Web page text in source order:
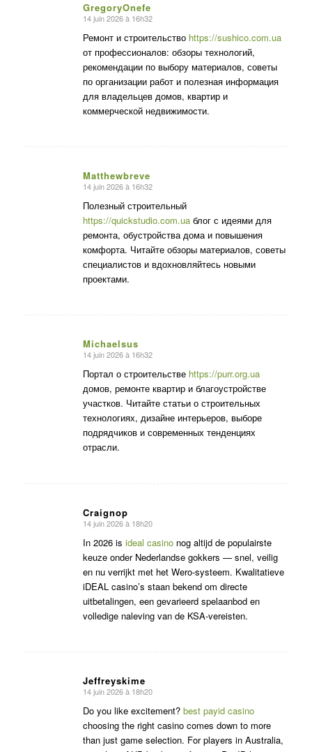
GregoryOnefe
dit
14 juin 2026 à 16h32
Ремонт и строительство https://sushico.com.ua
от профессионалов: обзоры технологий,
рекомендации по выбору материалов, советы
по организации работ и полезная информация
для владельцев домов, квартир и
коммерческой недвижимости.
Matthewbreve
dit
14 juin 2026 à 16h32
Полезный строительный
https://quickstudio.com.uaблог с идеями для
ремонта, обустройства дома и повышения
комфорта. Читайте обзоры материалов, советы
специалистов и вдохновляйтесь новыми
проектами.
Michaelsus
dit
14 juin 2026 à 16h32
Портал о строительстве https://purr.org.ua
домов, ремонте квартир и благоустройстве
участков. Читайте статьи о строительных
технологиях, дизайне интерьеров, выборе
подрядчиков и современных тенденциях
отрасли.
Craignop
dit
14 juin 2026 à 18h20
In 2026 is ideal casinonog altijd de populairste
keuze onder Nederlandse gokkers — snel, veilig
en nu verrijkt met het Wero-systeem. Kwalitatieve
iDEAL casino’s staan bekend om directe
uitbetalingen, een gevarieerd spelaanbod en
volledige naleving van de KSA-vereisten.
Jeffreyskime
dit
14 juin 2026 à 18h20
Do you like excitement? best payid casino
choosing the right casino comes down to more
than just game selection. For players in Australia,